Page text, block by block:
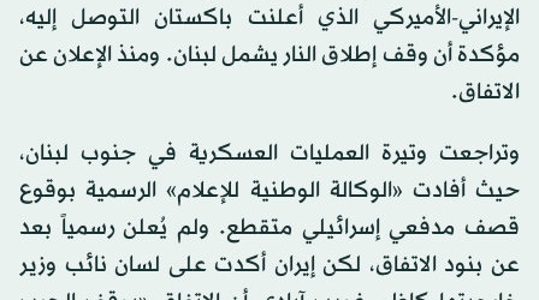
الإيراني-الأميركي الذي أعلنت باكستان التوصل إليه،
مؤكدة أن وقف إطلاق النار يشمل لبنان. ومنذ الإعلان عن
الاتفاق.
وتراجعت وتيرة العمليات العسكرية في جنوب لبنان،
حيث أفادت «الوكالة الوطنية للإعلام» الرسمية بوقوع
قصف مدفعي إسرائيلي متقطع. ولم يُعلن رسمياً بعد
عن بنود الاتفاق، لكنإيران أكدت على لسان نائب وزير